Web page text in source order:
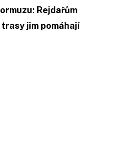
Rejdařům
jim pomáhají